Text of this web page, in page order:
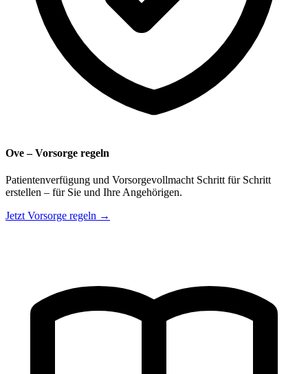
Ove – Vorsorge regeln
Patientenverfügung und Vorsorgevollmacht Schritt für Schritt
erstellen – für Sie und Ihre Angehörigen.
Jetzt Vorsorge regeln →